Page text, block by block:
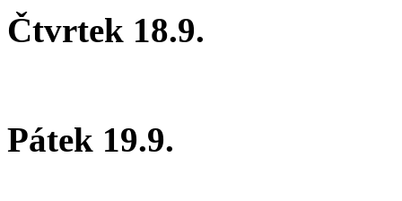
Čtvrtek 18.9.
Pátek 19.9.